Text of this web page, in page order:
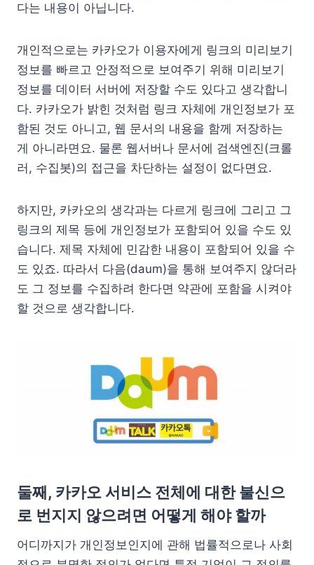
다는 내용이 아닙니다.
개인적으로는 카카오가 이용자에게 링크의 미리보기
정보를 빠르고 안정적으로 보여주기 위해 미리보기
정보를 데이터 서버에 저장할 수도 있다고 생각합니
다. 카카오가 밝힌 것처럼 링크 자체에 개인정보가 포
함된 것도 아니고, 웹 문서의 내용을 함께 저장하는
게 아니라면요. 물론 웹서버나 문서에 검색엔진(크롤
러, 수집봇)의 접근을 차단하는 설정이 없다면요.
하지만, 카카오의 생각과는 다르게 링크에 그리고 그
링크의 제목 등에 개인정보가 포함되어 있을 수도 있
습니다. 제목 자체에 민감한 내용이 포함되어 있을 수
도 있죠. 따라서 다음(daum)을 통해 보여주지 않더라
도 그 정보를 수집하려 한다면 약관에 포함을 시켜야
할 것으로 생각합니다.
둘째, 카카오 서비스 전체에 대한 불신으
로 번지지 않으려면 어떻게 해야 할까
어디까지가 개인정보인지에 관해 법률적으로나 사회